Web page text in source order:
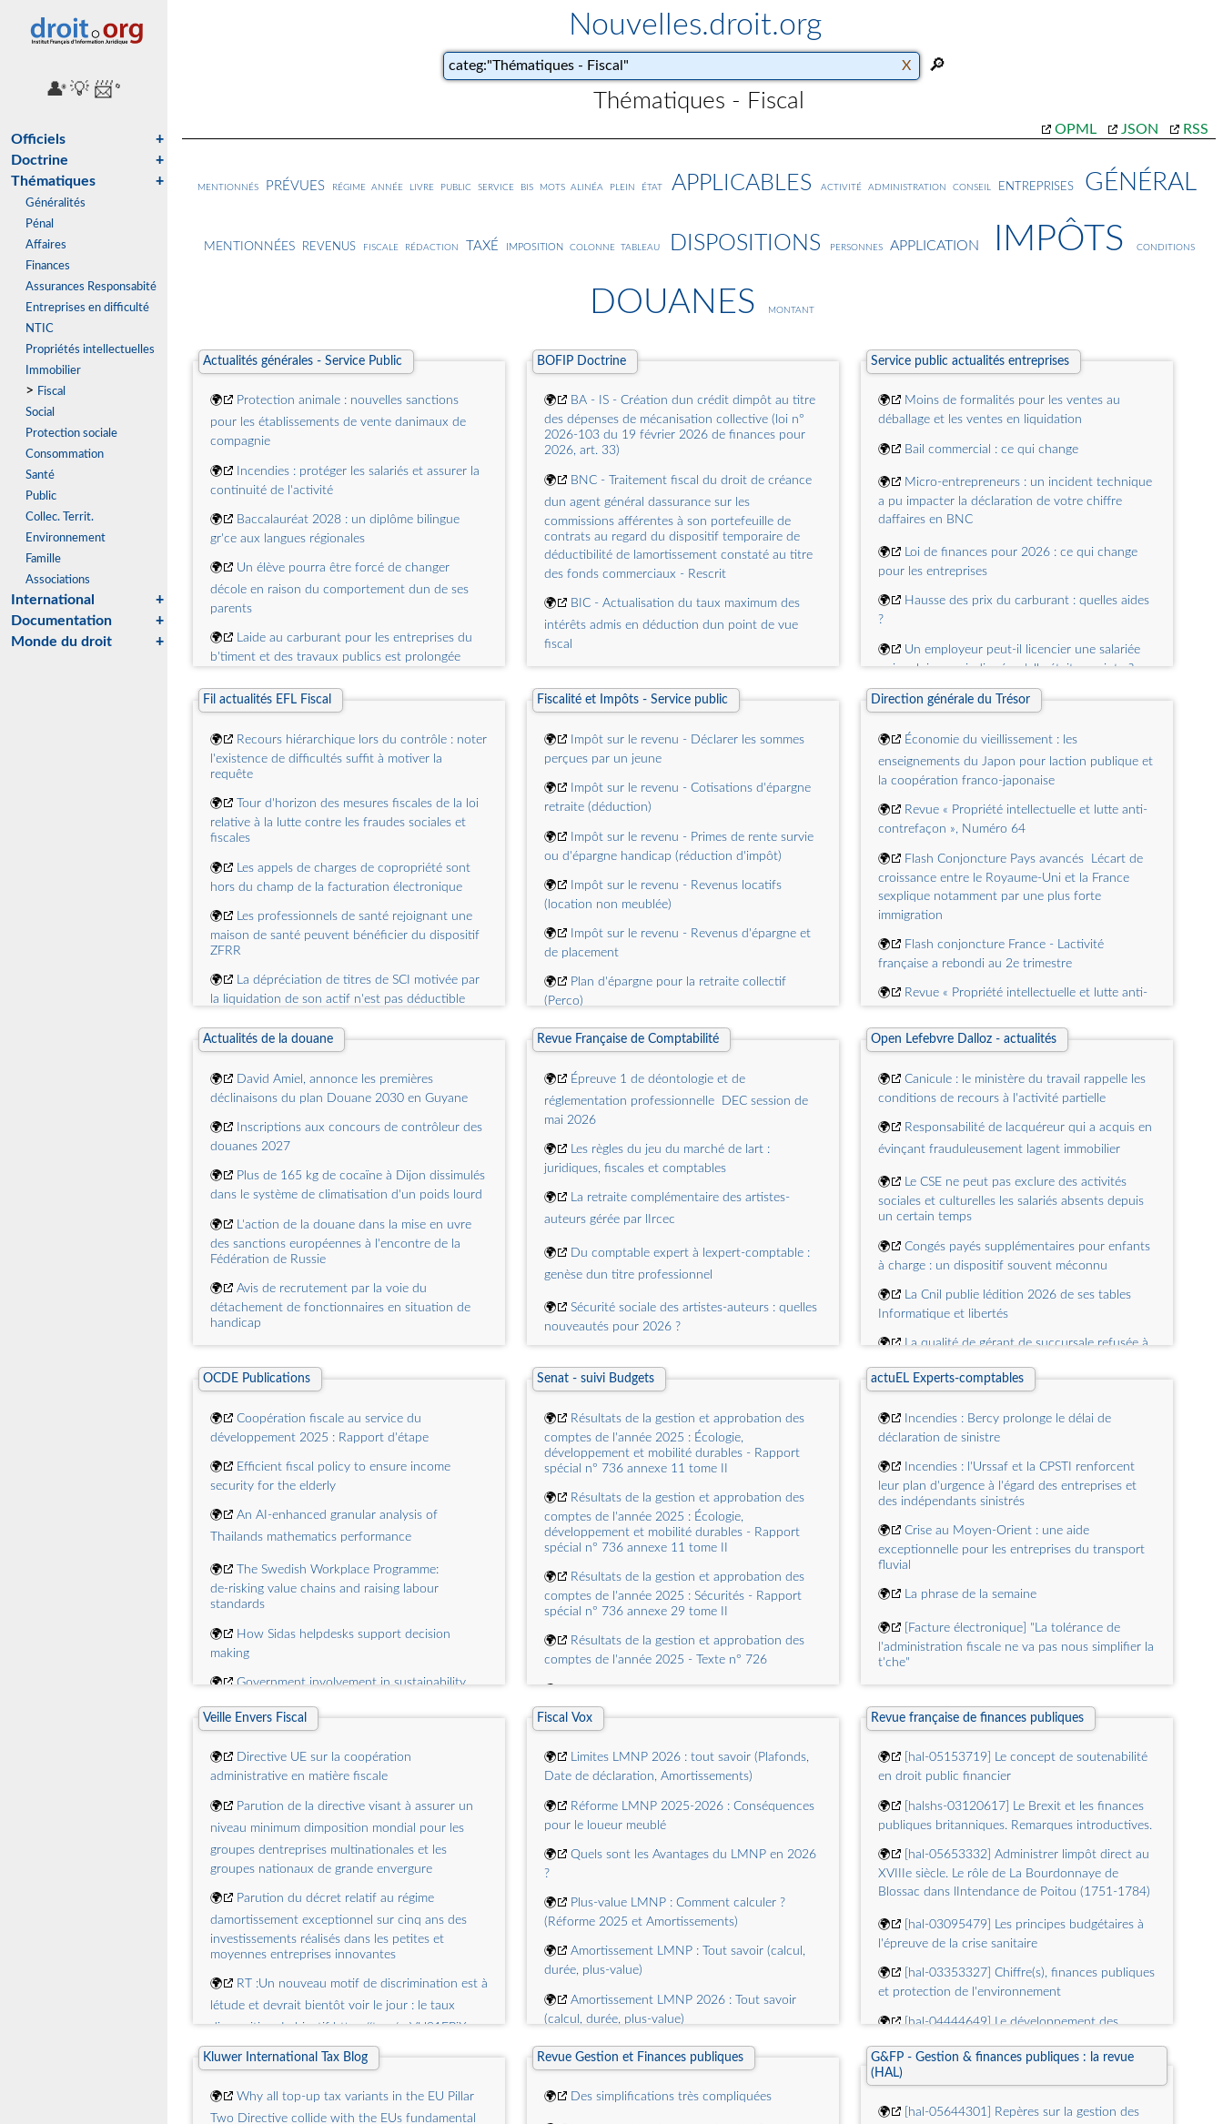
👤🌐 💡ℹ️ 📨🔄
Officiels
+
Doctrine
+
Thématiques
+
Généralités
Pénal
Affaires
Finances
Assurances Responsabité
Entreprises en difficulté
NTIC
Propriétés intellectuelles
Immobilier
> Fiscal
Social
Protection sociale
Consommation
Santé
Public
Collec. Territ.
Environnement
Famille
Associations
International
+
Documentation
+
Monde du droit
+
Nouvelles.droit.org
Thématiques - Fiscal
OPML JSON RSS
mentionnés prévues régime année livre public service bis mots alinéa plein état applicables activité administration conseil entreprises général
mentionnées revenus fiscale rédaction taxé imposition colonne tableau dispositions personnes application impôts conditions
douanes montant
Actualités générales - Service Public
🌍
Protection animale : nouvelles sanctions
pour les établissements de vente danimaux de
compagnie
🌍
Incendies : protéger les salariés et assurer la
continuité de l'activité
🌍
Baccalauréat 2028 : un diplôme bilingue
gr'ce aux langues régionales
🌍
Un élève pourra être forcé de changer
décole en raison du comportement dun de ses
parents
🌍
Laide au carburant pour les entreprises du
b'timent et des travaux publics est prolongée
🌍
Donnez votre avis sur les futurs billets en
euros !
🌍
Ignorer une interdiction de baignade est
désormais sanctionné
🌍 Passage à l'heure d'hiver
BOFIP Doctrine
🌍
BA - IS - Création dun crédit dimpôt au titre
des dépenses de mécanisation collective (loi n°
2026-103 du 19 février 2026 de finances pour
2026, art. 33)
🌍
BNC - Traitement fiscal du droit de créance
dun agent général dassurance sur les
commissions afférentes à son portefeuille de
contrats au regard du dispositif temporaire de
déductibilité de lamortissement constaté au titre
des fonds commerciaux - Rescrit
🌍
BIC - Actualisation du taux maximum des
intérêts admis en déduction dun point de vue
fiscal
damortissement exceptionnel applicable aux
manipulateurs multi-applications
et aux équipements de fabrication additive (loi n°
2026-103 du 19 février 2026 de finances pour
🌍
BIC - BA - BNC - IS - Prorogation du
lamortissement constaté au titre des fonds
commerciaux (loi n° 2026-103 du 19 février 2026
de finances pour 2026, art. 13)
🌍
IS - IF - Franchise des impôts commerciaux -
Mise à jour du montant de la franchise
🌍
IS - Augmentation du plafond de lavantage
fiscal procuré aux uvres danimation par le crédit
dimpôt audiovisuel prévu à larticle 220 sexies du
finances pour 2026, art. 85)
du crédit dimpôt pour dépenses de production
exécutive doeuvres cinématographiques et
clause dantériorité et modification des conditions
applicables aux rémunérations des artistes-
de finances pour 2026, art. 86, art. 87 et art. 88)
Collectivités imposables - Organismes privés
activités lucratives accessoires - Franchise
Service public actualités entreprises
🌍
Moins de formalités pour les ventes au
déballage et les ventes en liquidation
🌍 Bail commercial : ce qui change
🌍
Micro-entrepreneurs : un incident technique
a pu impacter la déclaration de votre chiffre
daffaires en BNC
🌍
Loi de finances pour 2026 : ce qui change
pour les entreprises
🌍
Hausse des prix du carburant : quelles aides
?
🌍
Un employeur peut-il licencier une salariée
qui ne lui a pas indiqué qu'elle était enceinte ?
🌍
Chaleur : quelles obligations pour
l'employeur ?
🌍
Nouvelles conditions d'accès au Registre des
bénéficiaires effectifs
déclarer et payer ?
Fil actualités EFL Fiscal
🌍
Recours hiérarchique lors du contrôle : noter
l'existence de difficultés suffit à motiver la
requête
🌍
Tour d'horizon des mesures fiscales de la loi
relative à la lutte contre les fraudes sociales et
fiscales
🌍
Les appels de charges de copropriété sont
hors du champ de la facturation électronique
🌍
Les professionnels de santé rejoignant une
maison de santé peuvent bénéficier du dispositif
ZFRR
🌍
La dépréciation de titres de SCI motivée par
la liquidation de son actif n'est pas déductible
🌍
Les revenus étrangers non imposés en
France sont pris en compte dans le revenu fiscal
🌍
Procédure de " rescrit valeur " : pour les
acceptation
dons remplacée par une mention dans le rapport
de gestion
🌍
La qualité d'organisme d'intérêt général est
reconnue en cas de prépondérance de l'activité
philanthropique
Fiscalité et Impôts - Service public
🌍
Impôt sur le revenu - Déclarer les sommes
perçues par un jeune
🌍
Impôt sur le revenu - Cotisations d'épargne
retraite (déduction)
🌍
Impôt sur le revenu - Primes de rente survie
ou d'épargne handicap (réduction d'impôt)
🌍
Impôt sur le revenu - Revenus locatifs
(location non meublée)
🌍
Impôt sur le revenu - Revenus d'épargne et
de placement
🌍
Plan d'épargne pour la retraite collectif
(Perco)
🌍 Prêt conventionné (PC)
remplacement
Impôt sur le revenu - Plus-value immobilière
Direction générale du Trésor
🌍
Économie du vieillissement : les
enseignements du Japon pour laction publique et
la coopération franco-japonaise
🌍
Revue « Propriété intellectuelle et lutte anti-
contrefaçon », Numéro 64
🌍
Flash Conjoncture Pays avancés  Lécart de
croissance entre le Royaume-Uni et la France
sexplique notamment par une plus forte
immigration
🌍
Flash conjoncture France - Lactivité
française a rebondi au 2e trimestre
🌍
Revue « Propriété intellectuelle et lutte anti-
🌍
Taux moyen de rendement des obligations
CEMAC et de la France
🌍
Flash Conjoncture Pays avancés  Le pouvoir
dachat des ménages espagnols soutenu par
lamélioration du marché du travail
Recent Changes in French Greenhouse Gas
Emissions
Actualités de la douane
🌍
David Amiel, annonce les premières
déclinaisons du plan Douane 2030 en Guyane
🌍
Inscriptions aux concours de contrôleur des
douanes 2027
🌍
Plus de 165 kg de cocaïne à Dijon dissimulés
dans le système de climatisation d'un poids lourd
🌍
L'action de la douane dans la mise en uvre
des sanctions européennes à l'encontre de la
Fédération de Russie
🌍
Avis de recrutement par la voie du
détachement de fonctionnaires en situation de
handicap
000 articles saisis par la douane
🌍
Travailler en informatique à la douane -
🌍
Saisie de 2,5 tonnes de résine de cannabis
Revue Française de Comptabilité
🌍
Épreuve 1 de déontologie et de
réglementation professionnelle  DEC session de
mai 2026
🌍
Les règles du jeu du marché de lart :
juridiques, fiscales et comptables
🌍
La retraite complémentaire des artistes-
auteurs gérée par lIrcec
🌍
Du comptable expert à lexpert-comptable :
genèse dun titre professionnel
🌍
Sécurité sociale des artistes-auteurs : quelles
nouveautés pour 2026 ?
🌍
Valorisation des start-ups et enjeux
🌍
Audiovisuel : un secteur complexe avec une
fiscalité particulière
artistique
Open Lefebvre Dalloz - actualités
🌍
Canicule : le ministère du travail rappelle les
conditions de recours à l'activité partielle
🌍
Responsabilité de lacquéreur qui a acquis en
évinçant frauduleusement lagent immobilier
🌍
Le CSE ne peut pas exclure des activités
sociales et culturelles les salariés absents depuis
un certain temps
🌍
Congés payés supplémentaires pour enfants
à charge : un dispositif souvent méconnu
🌍
La Cnil publie lédition 2026 de ses tables
Informatique et libertés
🌍
La qualité de gérant de succursale refusée à
lexploitant dune station-service
d'actionnaires : les précisions de l'Ansa
Cour de cassation
🌍
Une semaine de jurisprudence sociale à la
OCDE Publications
🌍
Coopération fiscale au service du
développement 2025 : Rapport d'étape
🌍
Efficient fiscal policy to ensure income
security for the elderly
🌍
An AI‑enhanced granular analysis of
Thailands mathematics performance
🌍
The Swedish Workplace Programme:
de‑risking value chains and raising labour
standards
🌍
How Sidas helpdesks support decision
making
🌍
Government involvement in sustainability
🌍
Promoting the Development of the
Semiconductor Ecosystem in Panama
🌍
Citizen Participation for Better Cohesion
Policy: Insights from 11 Pilot Initiatives
🌍
Competition in the age of AI: Initial evidence
from microdata
Senat - suivi Budgets
🌍
Résultats de la gestion et approbation des
comptes de l'année 2025 : Écologie,
développement et mobilité durables - Rapport
spécial n° 736 annexe 11 tome II
🌍
Résultats de la gestion et approbation des
comptes de l'année 2025 : Écologie,
développement et mobilité durables - Rapport
spécial n° 736 annexe 11 tome II
🌍
Résultats de la gestion et approbation des
comptes de l'année 2025 : Sécurités - Rapport
spécial n° 736 annexe 29 tome II
🌍
Résultats de la gestion et approbation des
comptes de l'année 2025 - Texte n° 726
🌍
Avis sur le projet de décret d'avance notifié
le 28 mai 2026 - Rapport d'information n° 702
de la petite enfance - Rapport n° 500
de la petite enfance - Texte de la commission n°
501
🌍
Financement des politiques publiques par
des structures de droit privé - Rapport n° 277
🌍
Financement des politiques publiques par
des structures de droit privé - Texte n° 250
actuEL Experts-comptables
🌍
Incendies : Bercy prolonge le délai de
déclaration de sinistre
🌍
Incendies : l'Urssaf et la CPSTI renforcent
leur plan d'urgence à l'égard des entreprises et
des indépendants sinistrés
🌍
Crise au Moyen-Orient : une aide
exceptionnelle pour les entreprises du transport
fluvial
🌍 La phrase de la semaine
🌍
[Facture électronique] "La tolérance de
l'administration fiscale ne va pas nous simplifier la
t'che"
en matière de prévention du risque cardio-neuro-
vasculaire
🌍
[Facture électronique] Les modalités de
changement de plateforme agréée sont précisées
🌍
Infraction de non-désignation du
conducteur : la Cour de cassation cible
🌍
Incendies dans le Sud-Ouest : In Extenso
accompagne ses collaborateurs
Veille Envers Fiscal
🌍
Directive UE sur la coopération
administrative en matière fiscale
🌍
Parution de la directive visant à assurer un
niveau minimum dimposition mondial pour les
groupes dentreprises multinationales et les
groupes nationaux de grande envergure
🌍
Parution du décret relatif au régime
damortissement exceptionnel sur cinq ans des
investissements réalisés dans les petites et
moyennes entreprises innovantes
🌍
RT :Un nouveau motif de discrimination est à
létude et devrait bientôt voir le jour : le taux
dimposition. Lobjectif https://t.co/ryVU91FPiX
🌍
CJUE, 30 juin 2016, Riskin et Timmermans,
🌍
CJUE, 30 juin 2016, Max-Heinz Feilen contre
Fiscal Vox
🌍
Limites LMNP 2026 : tout savoir (Plafonds,
Date de déclaration, Amortissements)
🌍
Réforme LMNP 2025-2026 : Conséquences
pour le loueur meublé
🌍
Quels sont les Avantages du LMNP en 2026
?
🌍
Plus-value LMNP : Comment calculer ?
(Réforme 2025 et Amortissements)
🌍
Amortissement LMNP : Tout savoir (calcul,
durée, plus-value)
🌍
Amortissement LMNP 2026 : Tout savoir
(calcul, durée, plus-value)
🌍
LMNP 2026 (Location Meublée Non
Professionnelle) : le Guide complet
🌍
Défiscalisation immobilière 2025 : comment
Revue française de finances publiques
🌍
[hal-05153719] Le concept de soutenabilité
en droit public financier
🌍
[halshs-03120617] Le Brexit et les finances
publiques britanniques. Remarques introductives.
🌍
[hal-05653332] Administrer limpôt direct au
XVIIIe siècle. Le rôle de La Bourdonnaye de
Blossac dans lIntendance de Poitou (1751-1784)
🌍
[hal-03095479] Les principes budgétaires à
l'épreuve de la crise sanitaire
🌍
[hal-03353327] Chiffre(s), finances publiques
et protection de l'environnement
🌍
[hal-04444649] Le développement des
Parlement 1815-1832
🌍
[hal-01812417] Le fédéralisme financier au
chevet de l'Europe
Kluwer International Tax Blog
🌍
Why all top-up tax variants in the EU Pillar
Two Directive collide with the EUs fundamental
Revue Gestion et Finances publiques
🌍 Des simplifications très compliquées
G&FP - Gestion & finances publiques : la revue
(HAL)
🌍
[hal-05644301] Repères sur la gestion des